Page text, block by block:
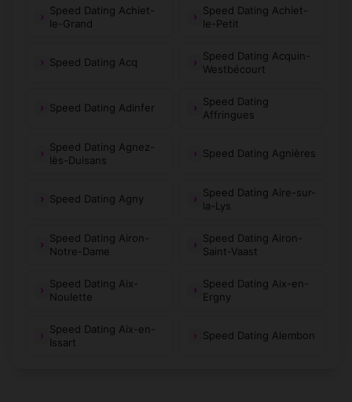
Speed Dating Achiet-
le-Grand
Speed Dating Achiet-
le-Petit
Speed Dating Acq
Speed Dating Acquin-
Westbécourt
Speed Dating Adinfer
Speed Dating
Affringues
Speed Dating Agnez-
lès-Duisans
Speed Dating Agnières
Speed Dating Agny
Speed Dating Aire-sur-
la-Lys
Speed Dating Airon-
Notre-Dame
Speed Dating Airon-
Saint-Vaast
Speed Dating Aix-
Noulette
Speed Dating Aix-en-
Ergny
Speed Dating Aix-en-
Issart
Speed Dating Alembon